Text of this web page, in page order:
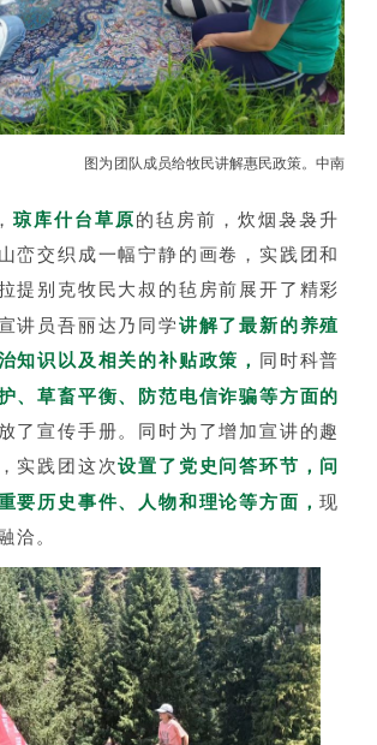
图为团队成员给牧民讲解惠民政策。中南
，琼库什台草原的毡房前，炊烟袅袅升
峦交织成一幅宁静的画卷，实践团和
提别克牧民大叔的毡房前展开了精彩
讲员吾丽达乃同学讲解了最新的养殖
知识以及相关的补贴政策，
同时科普
、草畜平衡、防范电信诈骗等方面的
了宣传手册。同时为了增加宣讲的趣
实践团这次设置了党史问答环节，问
要历史事件、人物和理论等方面，现
洽。